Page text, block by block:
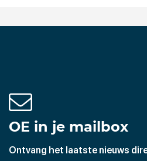
OE in je mailbox
Ontvang het laatste nieuws